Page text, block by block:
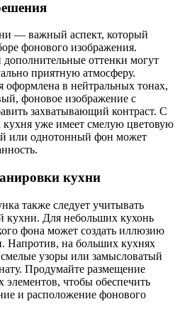
— важный аспект, который
фонового изображения.
оттенки могут
приятную атмосферу.
в нейтральных тонах,
фоновое изображение с
захватывающий контраст. С
кухня уже имеет смелую цветовую
или однотонный фон может
кухни
также следует учитывать
кухни. Для небольших кухонь
фона может создать иллюзию
Напротив, на больших кухнях
узоры или замысловатый
Продумайте размещение
чтобы обеспечить
и расположение фонового